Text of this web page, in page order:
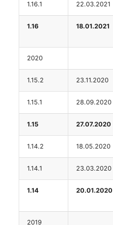
1.16.1 22.03.2021
1.16 18.01.2021
2020
1.15.2 23.11.2020
1.15.1 28.09.2020
1.15 27.07.2020
1.14.2 18.05.2020
1.14.1 23.03.2020
1.14 20.01.2020
2019